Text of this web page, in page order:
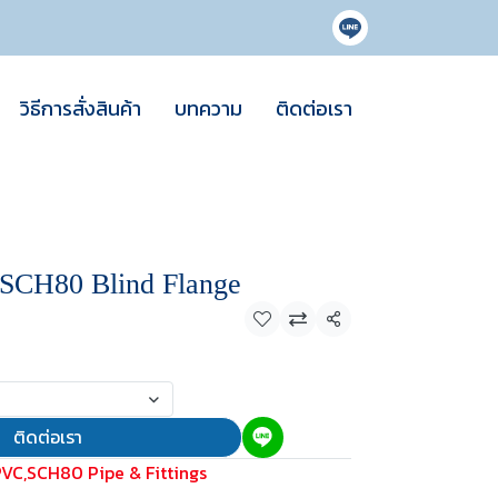
วิธีการสั่งสินค้า บทความ ติดต่อเรา
Blind Flange
แชร์
ติดต่อเรา
,SCH80 Pipe & Fittings